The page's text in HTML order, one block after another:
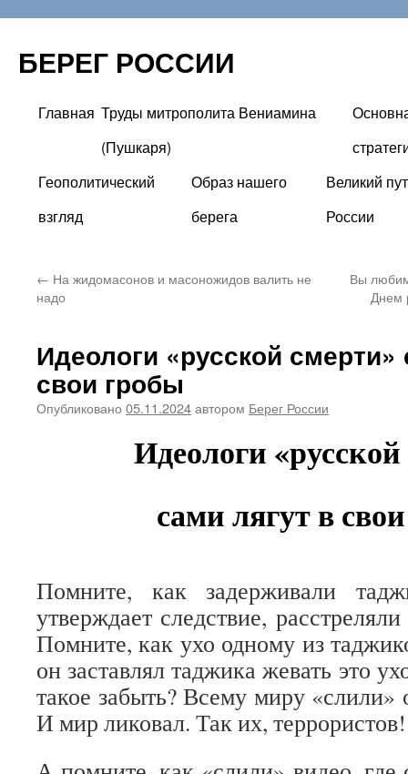
БЕРЕГ РОССИИ
Перейти
содержимому
Главная Труды митрополита Вениамина
(Пушкаря)
Геополитический
взгляд
Образ нашего
берега
Великий
России
← На жидомасонов и масоножидов валить не
надо
Вы
Днем
Идеологи «русской смерти»
свои гробы
Опубликовано 05.11.2024автором Берег России
Идеологи
сами лягут в
Помните, как задерживали
утверждает следствие,
Помните, как ухо одному из
он заставлял таджика жевать это
такое забыть? Всему миру «слили»
И мир ликовал. Так их, террористов!